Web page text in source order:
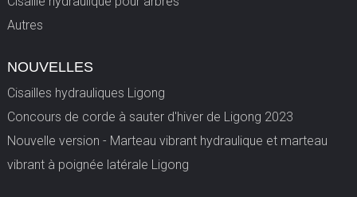
Autres
NOUVELLES
Cisailles hydrauliques Ligong
Concours de corde à sauter d'hiver de Ligong 2023
Nouvelle version - Marteau vibrant hydraulique et marteau
vibrant à poignée latérale Ligong